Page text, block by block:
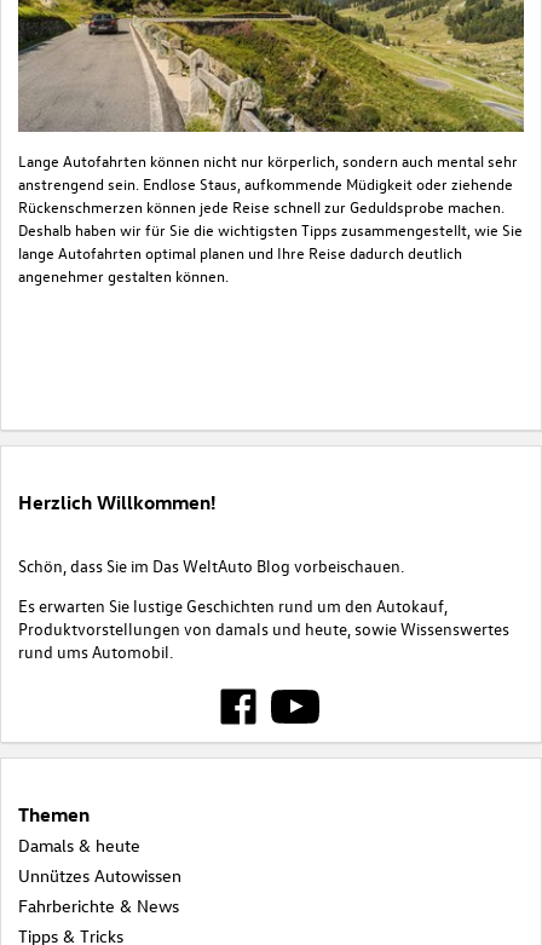
Lange Autofahrten können nicht nur körperlich, sondern auch mental sehr
anstrengend sein. Endlose Staus, aufkommende Müdigkeit oder ziehende
Rückenschmerzen können jede Reise schnell zur Geduldsprobe machen.
Deshalb haben wir für Sie die wichtigsten Tipps zusammengestellt, wie Sie
lange Autofahrten optimal planen und Ihre Reise dadurch deutlich
angenehmer gestalten können.
Herzlich Willkommen!
Schön, dass Sie im Das WeltAuto Blog vorbeischauen.
Es erwarten Sie lustige Geschichten rund um den Autokauf,
Produktvorstellungen von damals und heute, sowie Wissenswertes
rund ums Automobil.
Themen
Damals & heute
Unnützes Autowissen
Fahrberichte & News
Tipps & Tricks